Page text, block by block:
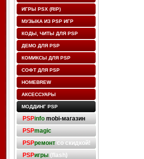
ИГРЫ PSX (RIP)
МУЗЫКА ИЗ PSP ИГР
КОДЫ, ЧИТЫ ДЛЯ PSP
ДЕМО ДЛЯ PSP
КОМИКСЫ ДЛЯ PSP
СОФТ ДЛЯ PSP
HOMEBREW
АКСЕССУАРЫ
МОДДИНГ PSP
PSPinfo mobi-магазин
PSPmagic
PSPремонтсо скидкой!
PSPигры(flash)